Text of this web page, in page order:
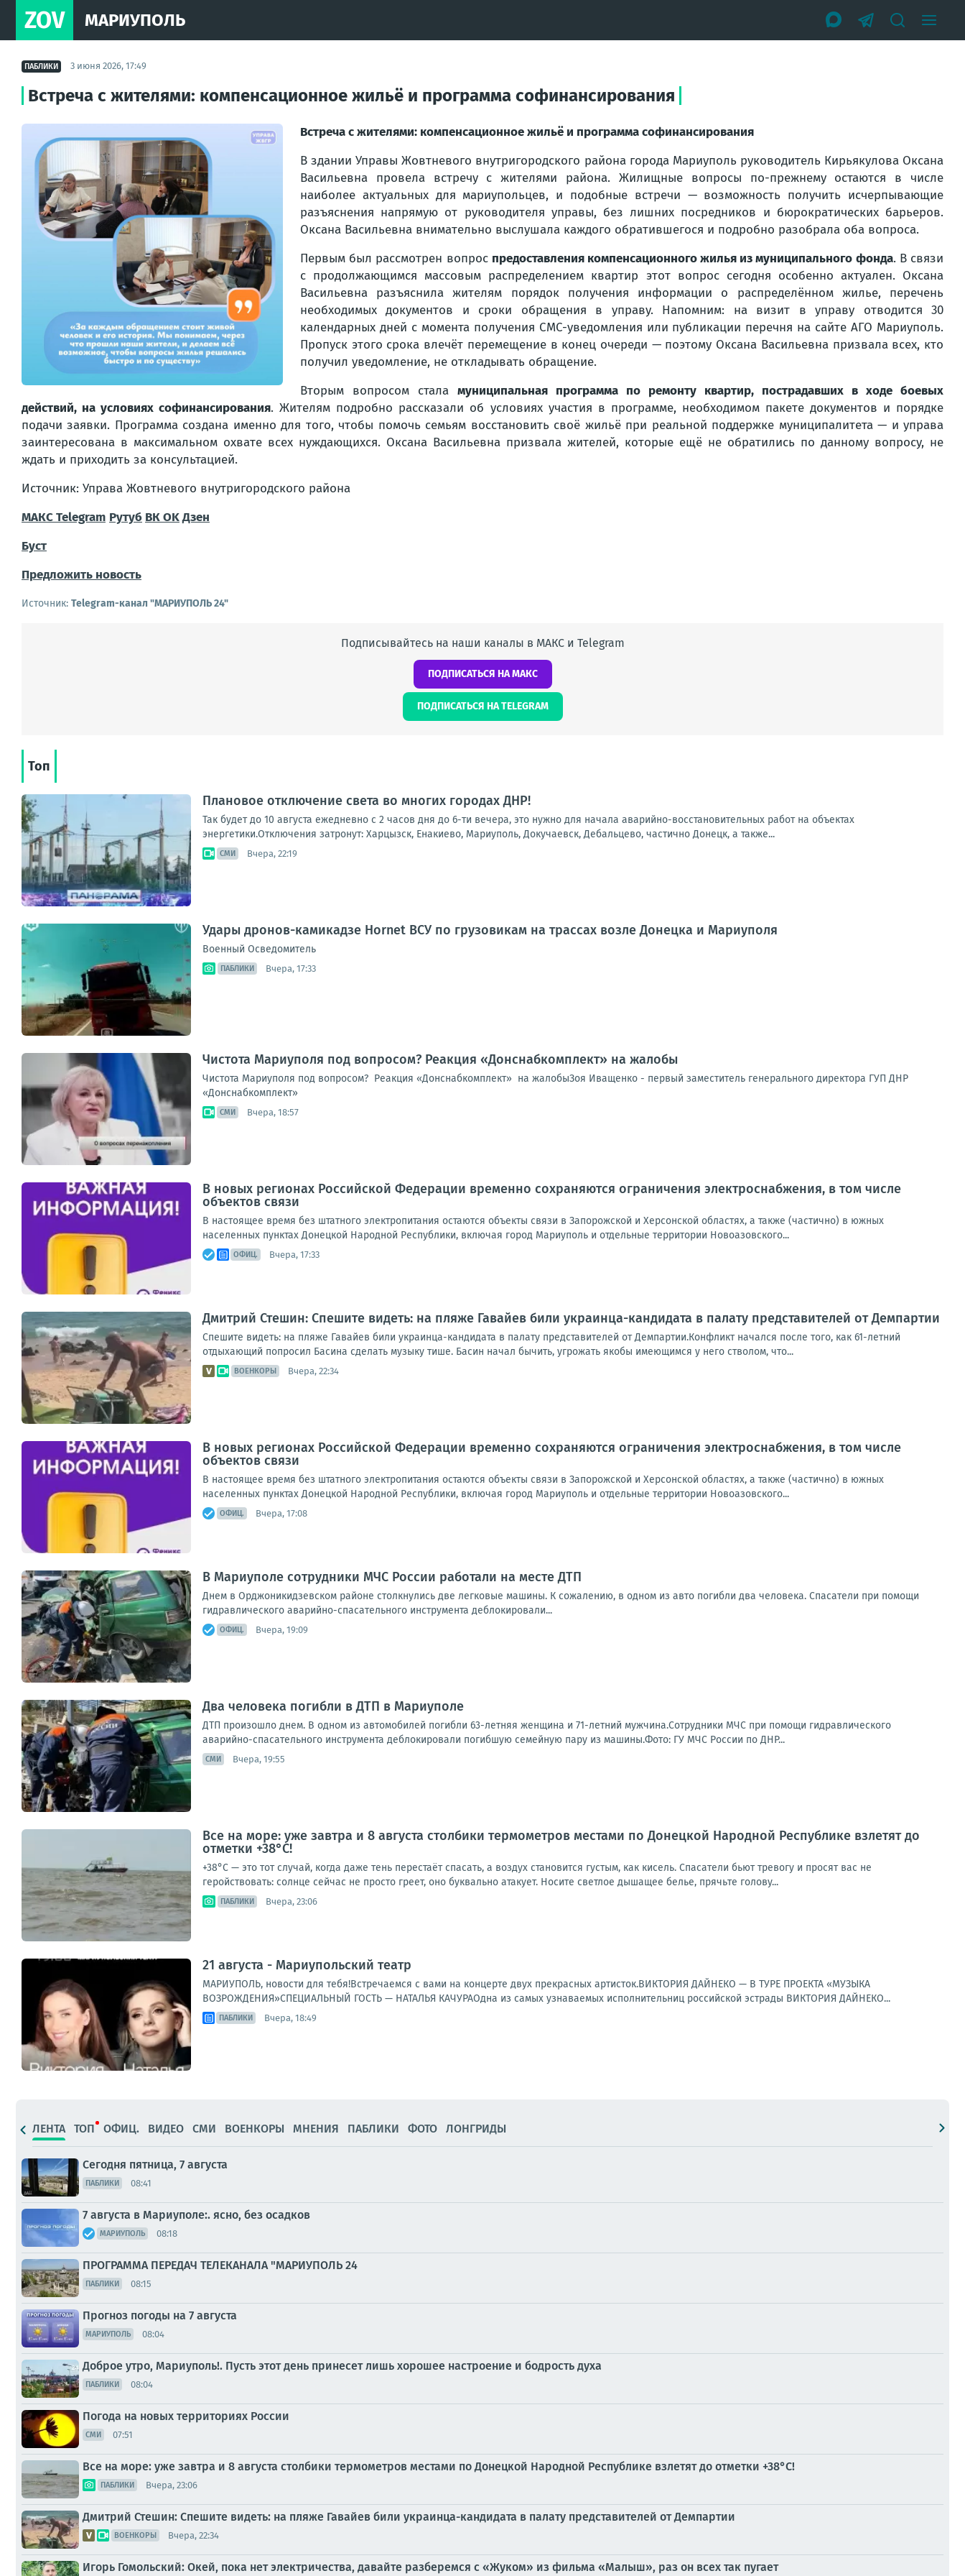
ZOV МАРИУПОЛЬ
ПАБЛИКИ 3 июня 2026, 17:49
Встреча с жителями: компенсационное жильё и программа софинансирования
Встреча с жителями: компенсационное жильё и программа софинансирования
В здании Управы Жовтневого внутригородского района города Мариуполь руководитель Кирьякулова Оксана
Васильевна провела встречу с жителями района. Жилищные вопросы по-прежнему остаются в числе
наиболее актуальных для мариупольцев, и подобные встречи — возможность получить исчерпывающие
разъяснения напрямую от руководителя управы, без лишних посредников и бюрократических барьеров.
Оксана Васильевна внимательно выслушала каждого обратившегося и подробно разобрала оба вопроса.
Первым был рассмотрен вопрос предоставления компенсационного жилья из муниципального фонда. В связи
с продолжающимся массовым распределением квартир этот вопрос сегодня особенно актуален. Оксана
Васильевна разъяснила жителям порядок получения информации о распределённом жилье, перечень
необходимых документов и сроки обращения в управу. Напомним: на визит в управу отводится 30
календарных дней с момента получения СМС-уведомления или публикации перечня на сайте АГО Мариуполь.
Пропуск этого срока влечёт перемещение в конец очереди — поэтому Оксана Васильевна призвала всех, кто
получил уведомление, не откладывать обращение.
Вторым вопросом стала муниципальная программа по ремонту квартир, пострадавших в ходе боевых
действий, на условиях софинансирования. Жителям подробно рассказали об условиях участия в программе, необходимом пакете документов и порядке
подачи заявки. Программа создана именно для того, чтобы помочь семьям восстановить своё жильё при реальной поддержке муниципалитета — и управа
заинтересована в максимальном охвате всех нуждающихся. Оксана Васильевна призвала жителей, которые ещё не обратились по данному вопросу, не
ждать и приходить за консультацией.
Источник: Управа Жовтневого внутригородского района
МАКСTelegram Рутуб ВКOKДзен
Буст
Предложить новость
Источник: Telegram-канал "МАРИУПОЛЬ 24"
Подписывайтесь на наши каналы в МАКС и Telegram
ПОДПИСАТЬСЯ НА МАКС
ПОДПИСАТЬСЯ НА TELEGRAM
Топ
Плановое отключение света во многих городах ДНР!
Так будет до 10 августа ежедневно с 2 часов дня до 6-ти вечера, это нужно для начала аварийно-восстановительных работ на объектах
энергетики.Отключения затронут: Харцызск, Енакиево, Мариуполь, Докучаевск, Дебальцево, частично Донецк, а также...
СМИ Вчера, 22:19
Удары дронов-камикадзе Hornet ВСУ по грузовикам на трассах возле Донецка и Мариуполя
Военный Осведомитель
ПАБЛИКИ Вчера, 17:33
Чистота Мариуполя под вопросом? Реакция «Донснабкомплект» на жалобы
Чистота Мариуполя под вопросом? Реакция «Донснабкомплект» на жалобыЗоя Иващенко - первый заместитель генерального директора ГУП ДНР
«Донснабкомплект»
СМИ Вчера, 18:57
В новых регионах Российской Федерации временно сохраняются ограничения электроснабжения, в том числе
объектов связи
В настоящее время без штатного электропитания остаются объекты связи в Запорожской и Херсонской областях, а также (частично) в южных
населенных пунктах Донецкой Народной Республики, включая город Мариуполь и отдельные территории Новоазовского...
ОФИЦ. Вчера, 17:33
Дмитрий Стешин: Спешите видеть: на пляже Гавайев били украинца-кандидата в палату представителей от Демпартии
Спешите видеть: на пляже Гавайев били украинца-кандидата в палату представителей от Демпартии.Конфликт начался после того, как 61-летний
отдыхающий попросил Басина сделать музыку тише. Басин начал бычить, угрожать якобы имеющимся у него стволом, что...
ВОЕНКОРЫ Вчера, 22:34
В новых регионах Российской Федерации временно сохраняются ограничения электроснабжения, в том числе
объектов связи
В настоящее время без штатного электропитания остаются объекты связи в Запорожской и Херсонской областях, а также (частично) в южных
населенных пунктах Донецкой Народной Республики, включая город Мариуполь и отдельные территории Новоазовского...
ОФИЦ. Вчера, 17:08
В Мариуполе сотрудники МЧС России работали на месте ДТП
Днем в Орджоникидзевском районе столкнулись две легковые машины. К сожалению, в одном из авто погибли два человека. Спасатели при помощи
гидравлического аварийно-спасательного инструмента деблокировали...
ОФИЦ. Вчера, 19:09
Два человека погибли в ДТП в Мариуполе
ДТП произошло днем. В одном из автомобилей погибли 63-летняя женщина и 71-летний мужчина.Сотрудники МЧС при помощи гидравлического
аварийно-спасательного инструмента деблокировали погибшую семейную пару из машины.Фото: ГУ МЧС России по ДНР...
СМИ Вчера, 19:55
Все на море: уже завтра и 8 августа столбики термометров местами по Донецкой Народной Республике взлетят до
отметки +38°C!
+38°C — это тот случай, когда даже тень перестаёт спасать, а воздух становится густым, как кисель. Спасатели бьют тревогу и просят вас не
геройствовать: солнце сейчас не просто греет, оно буквально атакует. Носите светлое дышащее белье, прячьте голову...
ПАБЛИКИ Вчера, 23:06
21 августа - Мариупольский театр
МАРИУПОЛЬ, новости для тебя!Встречаемся с вами на концерте двух прекрасных артисток.ВИКТОРИЯ ДАЙНЕКО — В ТУРЕ ПРОЕКТА «МУЗЫКА
ВОЗРОЖДЕНИЯ»СПЕЦИАЛЬНЫЙ ГОСТЬ — НАТАЛЬЯ КАЧУРАОдна из самых узнаваемых исполнительниц российской эстрады ВИКТОРИЯ ДАЙНЕКО...
ПАБЛИКИ Вчера, 18:49
ЛЕНТА ТОП ОФИЦ. ВИДЕО СМИ ВОЕНКОРЫ МНЕНИЯ ПАБЛИКИ ФОТО ЛОНГРИДЫ
Сегодня пятница, 7 августа
ПАБЛИКИ 08:41
7 августа в Мариуполе:. ясно, без осадков
МАРИУПОЛЬ 08:18
ПРОГРАММА ПЕРЕДАЧ ТЕЛЕКАНАЛА "МАРИУПОЛЬ 24
ПАБЛИКИ 08:15
Прогноз погоды на 7 августа
МАРИУПОЛЬ 08:04
Доброе утро, Мариуполь!. Пусть этот день принесет лишь хорошее настроение и бодрость духа
ПАБЛИКИ 08:04
Погода на новых территориях России
СМИ 07:51
Все на море: уже завтра и 8 августа столбики термометров местами по Донецкой Народной Республике взлетят до отметки +38°C!
ПАБЛИКИ Вчера, 23:06
Дмитрий Стешин: Спешите видеть: на пляже Гавайев били украинца-кандидата в палату представителей от Демпартии
ВОЕНКОРЫ Вчера, 22:34
Игорь Гомольский: Окей, пока нет электричества, давайте разберемся с «Жуком» из фильма «Малыш», раз он всех так пугает